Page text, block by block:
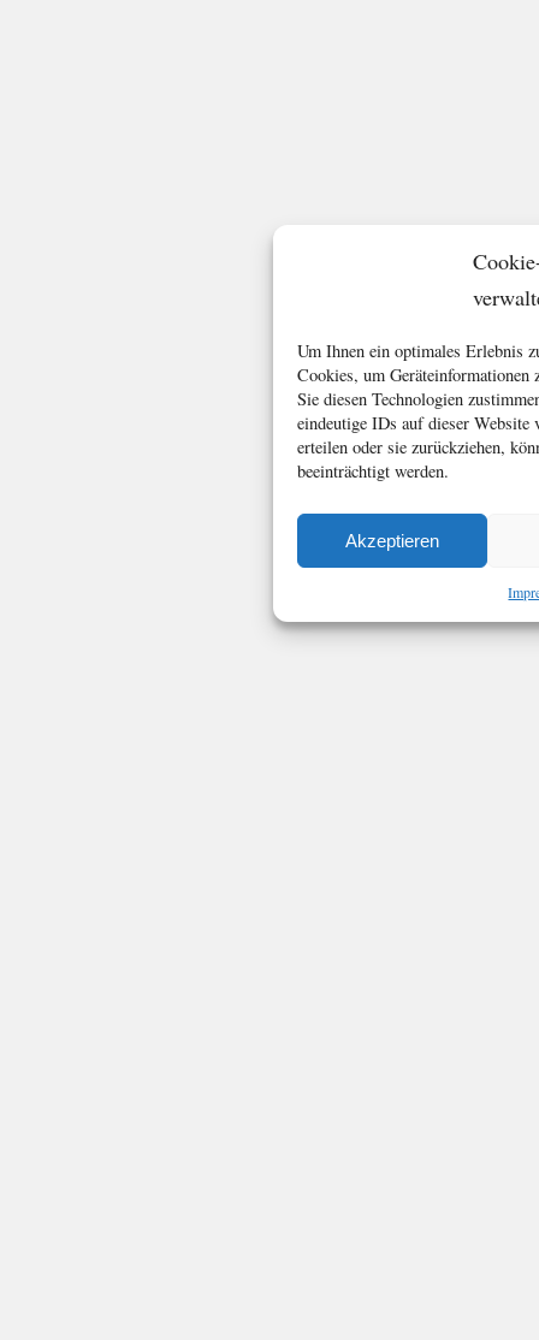
Um Ihnen ein optimales Erlebnis
Cookies, um Geräteinformationen
Sie diesen Technologien
eindeutige IDs auf dieser
erteilen oder sie zurückziehen,
beeinträchtigt werden.
Akzeptieren